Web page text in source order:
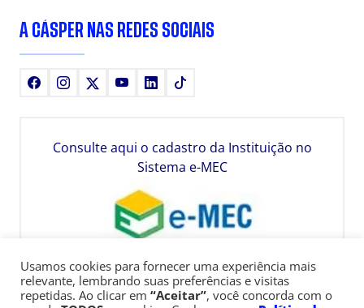
A CÁSPER NAS REDES SOCIAIS
FacebookInstagram YoutubeLinkedIn
Consulte aqui o cadastro da Instituição no
Sistema e-MEC
Usamos cookies para fornecer uma experiência mais
relevante, lembrando suas preferências e visitas
repetidas. Ao clicar em “Aceitar”, você concorda com o